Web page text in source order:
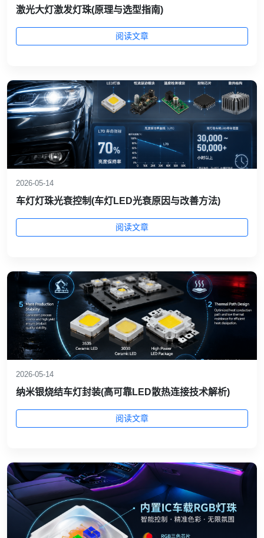
激光大灯激发灯珠(原理与选型指南)
阅读文章
2026-05-14
车灯灯珠光衰控制(车灯LED光衰原因与改善方法)
阅读文章
2026-05-14
纳米银烧结车灯封装(高可靠LED散热连接技术解析)
阅读文章